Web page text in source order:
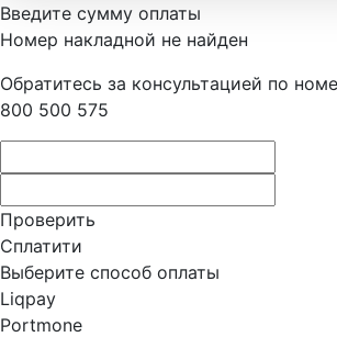
Введите сумму оплаты
Номер накладной не найден
Обратитесь за консультацией по
800 500 575
Проверить
Сплатити
Выберите способ оплаты
Liqpay
Portmone